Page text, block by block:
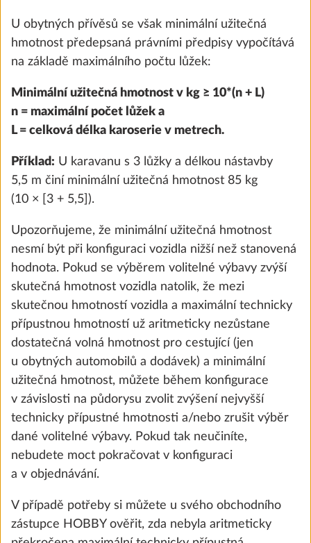
Voda, plyn, elektrika
Nádrž na čistou vodu, 25 litrů Další
SÉRIOVĚ
Nádrž na čistou vodu, 47 litrů
U obytných přívěsů se však minimální užitečná
hmotnost předepsaná právními předpisy vypočítává
na základě maximálního počtu lůžek:
Minimální užitečná hmotnost v kg ≥ 10*(n + L)
n = maximální počet lůžek a
L = celková délka karoserie v metrech.
Příklad: U karavanu s 3 lůžky a délkou nástavby
5,5 m činí minimální užitečná hmotnost 85 kg
(10 × [3 + 5,5]).
Upozorňujeme, že minimální užitečná hmotnost
nesmí být při konfiguraci vozidla nižší než stanovená
hodnota. Pokud se výběrem volitelné výbavy zvýší
skutečná hmotnost vozidla natolik, že mezi
skutečnou hmotností vozidla a maximální technicky
přípustnou hmotností už aritmeticky nezůstane
dostatečná volná hmotnost pro cestující (jen
u obytných automobilů a dodávek) a minimální
užitečná hmotnost, můžete během konfigurace
v závislosti na půdorysu zvolit zvýšení nejvyšší
technicky přípustné hmotnosti a/nebo zrušit výběr
dané volitelné výbavy. Pokud tak neučiníte,
nebudete moct pokračovat v konfiguraci
a v objednávání.
V případě potřeby si můžete u svého obchodního
zástupce HOBBY ověřit, zda nebyla aritmeticky